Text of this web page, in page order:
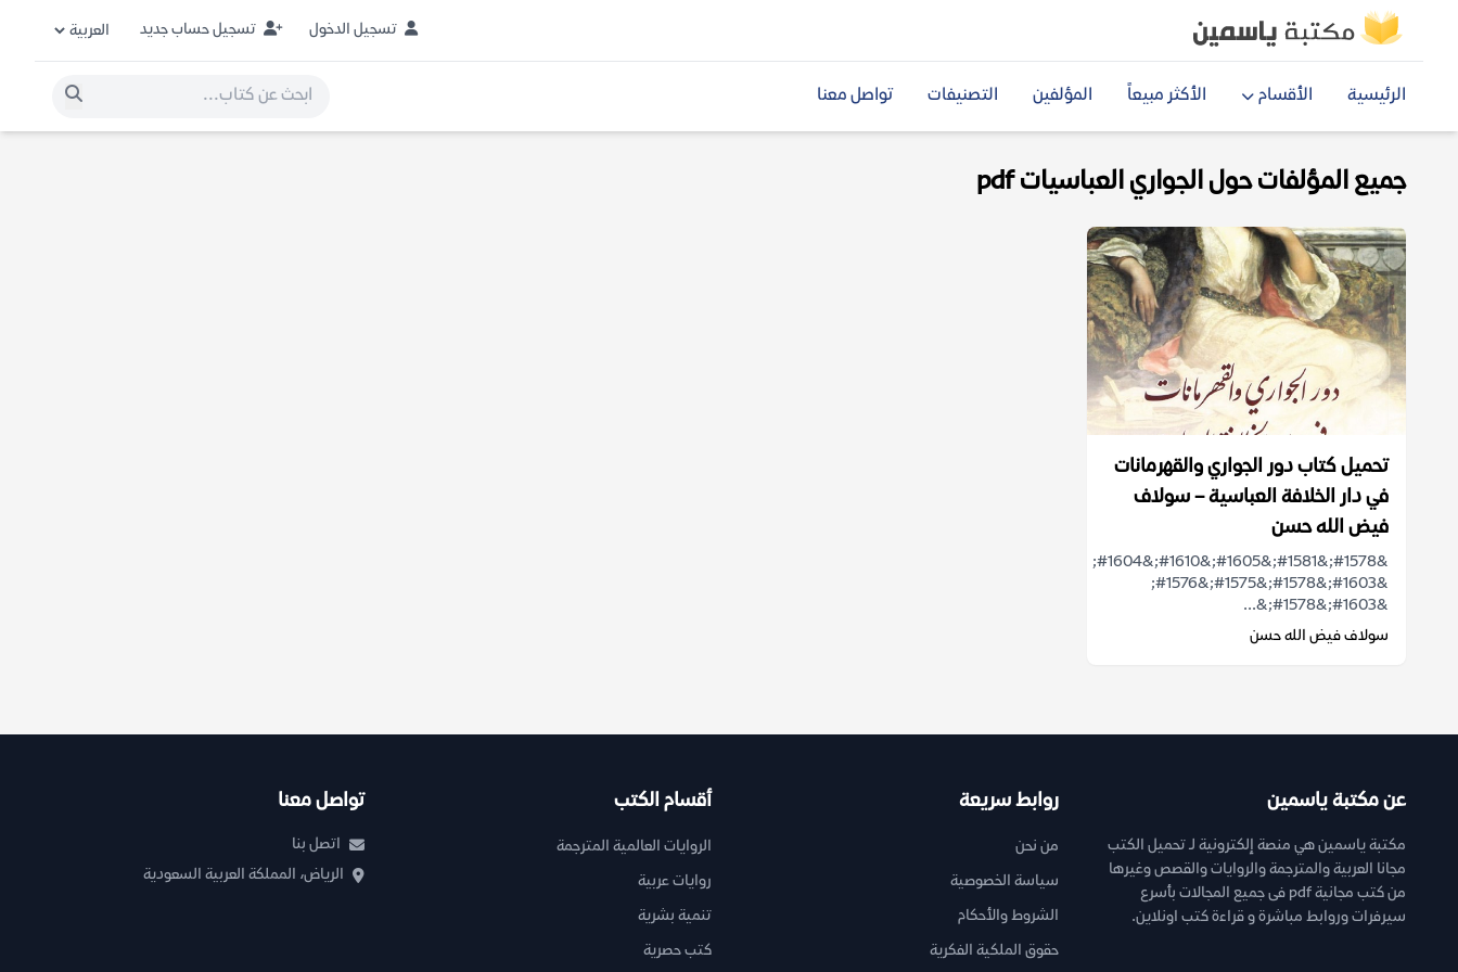
تسجيل الدخول تسجيل حساب جديد
الرئيسية الأقسام الأكثر مبيعاً المؤلفين التصنيفات تواصل معنا
جميع المؤلفات حول الجواري العباسيات pdf
تحميل كتاب دور الجواري والقهرمانات
في دار الخلافة العباسية – سولاف
فيض الله حسن
&#1578;&#1581;&#1605;&#1610;&#1604;
&#1603;&#1578;&#1575;&#1576;
&#1603;&#1578;&...
سولاف فيض الله حسن
عن مكتبة ياسمين
مكتبة ياسمين هي منصة إلكترونية لـ تحميل الكتب
مجانا العربية والمترجمة والروايات والقصص وغيرها
من كتب مجانية pdf فى جميع المجالات بأسرع
سيرفرات وروابط مباشرة و قراءة كتب اونلاين.
روابط سريعة
من نحن
سياسة الخصوصية
الشروط والأحكام
حقوق الملكية الفكرية
أقسام الكتب
الروايات العالمية المترجمة
روايات عربية
تنمية بشرية
كتب حصرية
تواصل معنا
اتصل بنا
الرياض، المملكة العربية السعودية